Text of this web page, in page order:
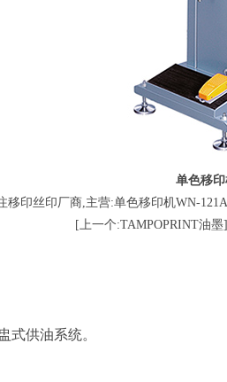
单色移
移印丝印厂商,主营:单色移印机WN-
[上一个:TAMPOPRINT油墨]
式供油系统。